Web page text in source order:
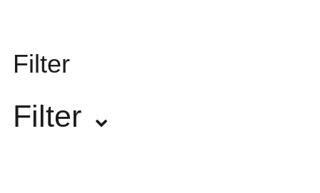
Filter
Filter